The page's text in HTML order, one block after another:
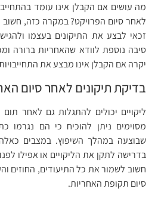
מה עושים אם הקבלן אינו עומד
לאחר סיום הפרויקט? במקרה כזה, חשוב
זכאי לבצע את התיקונים בעצמו
סיבה נוספת לוודא שהאחריות ברורה
יקרה אם הקבלן אינו מבצע את
בדיקת תיקונים לאחר סיום
ליקויים יכולים להתגלות גם לאחר
מסוימים ניתן להוכיח כי הם נגרמו
שבוצעה במהלך השיפוץ. במצבים
בדרישה לתקן את הליקויים או אפילו
חשוב לשמור את כל התיעודים, החוזים
סיום תקופת האחריות.